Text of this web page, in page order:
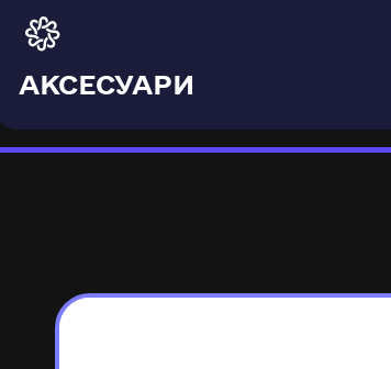
АКСЕСУАРИ